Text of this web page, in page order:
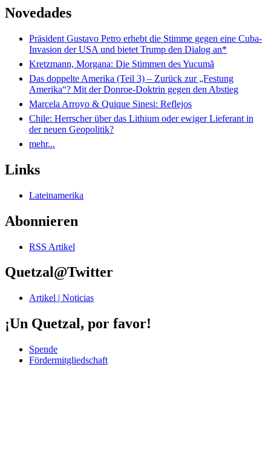
Novedades
Präsident Gustavo Petro erhebt die Stimme gegen eine Cuba-
Invasion der USA und bietet Trump den Dialog an*
Kretzmann, Morgana: Die Stimmen des Yucumã
Das doppelte Amerika (Teil 3) – Zurück zur „Festung
Amerika“? Mit der Donroe-Doktrin gegen den Abstieg
Marcela Arroyo & Quique Sinesi: Reflejos
Chile: Herrscher über das Lithium oder ewiger Lieferant in
der neuen Geopolitik?
mehr...
Links
Lateinamerika
Abonnieren
RSS Artikel
Quetzal@Twitter
Artikel | Noticias
¡Un Quetzal, por favor!
Spende
Fördermitgliedschaft